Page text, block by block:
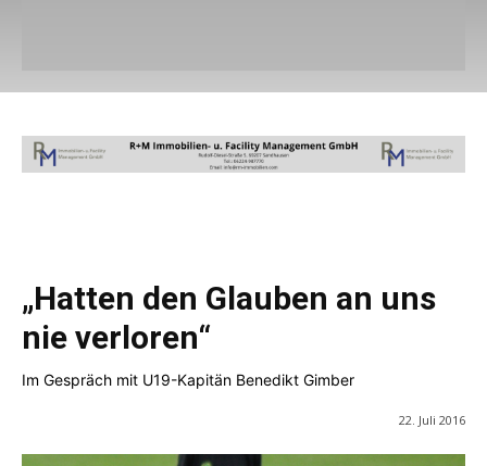
„Hatten den Glauben an uns
nie verloren“
Im Gespräch mit U19-Kapitän Benedikt Gimber
22. Juli 2016